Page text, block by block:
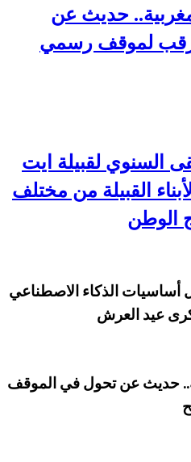
حديث عن
لموقف رسمي
السنوي لقبيلة ايت
القبيلة من مختلف
الوطن
أساسيات الذكاء الاصطناعي
عيد العرش
حديث عن تحول في الموقف